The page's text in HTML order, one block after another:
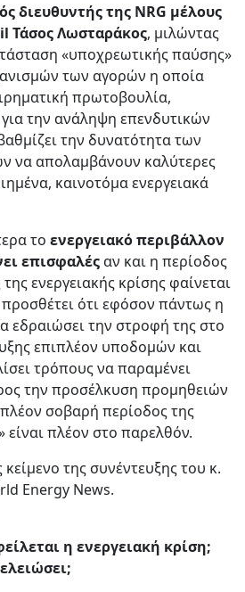
διευθυντής της NRG μέλους
Τάσος Λωσταράκος, μιλώντας
«υποχρεωτικής παύσης»
των αγορών η οποία
πρωτοβουλία,
την ανάληψη επενδυτικών
την δυνατότητα των
να απολαμβάνουν καλύτερες
καινοτόμα ενεργειακά
το ενεργειακό περιβάλλον
επισφαλέςαν και η περίοδος
ενεργειακής κρίσης φαίνεται
προσθέτει ότι εφόσον πάντως η
εδραιώσει την στροφή της στο
επιπλέον υποδομών και
τρόπους να παραμένει
την προσέλκυση προμηθειών
σοβαρή περίοδος της
είναι πλέον στο παρελθόν.
της συνέντευξης του κ.
Energy News.
η ενεργειακή κρίση;